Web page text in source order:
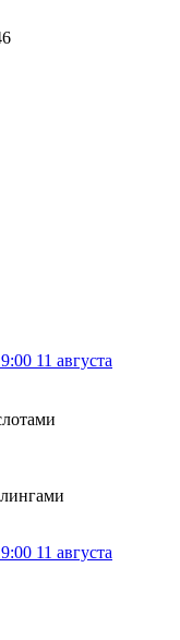
11 августа
11 августа